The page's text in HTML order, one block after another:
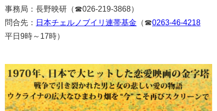
事務局：長野映研（☎026-219-3868）
問合先：
日本チェルノブイリ連帯基金 （☎0263-46-4218
平日9時～17時）